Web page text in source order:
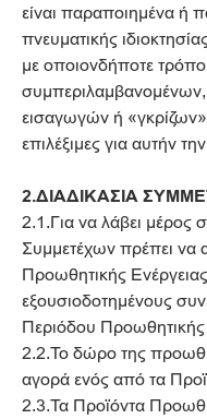
είναι παραποιημένα ή
πνευματικής
με οποιονδήποτε
εισαγωγών ή
επιλέξιμες για αυτήν
2.ΔΙΑΔΙΚΑΣΙΑ
2.1.Για να λάβει μέρος
Συμμετέχων πρέπει να
Προωθητικής
εξουσιοδοτημένους
Περιόδου Προωθητικής
2.2.Το δώρο της
αγορά ενός από τα
2.3.Τα Προϊόντα